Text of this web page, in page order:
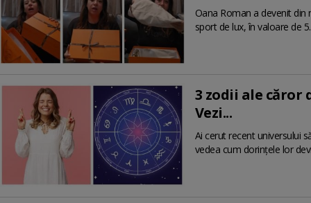
Oana Roman a devenit
sport de lux, în valoare de
3 zodii ale căror
Vezi...
Ai cerut recent universului
vedea cum dorințele lor